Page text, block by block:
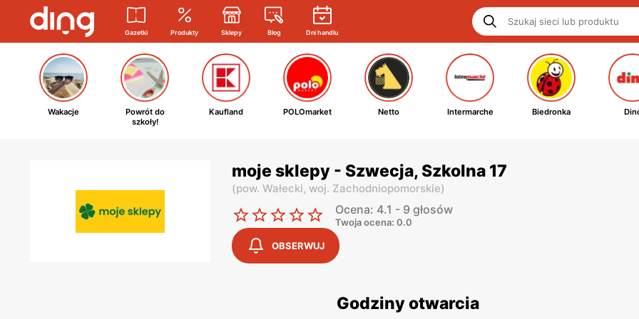
Gazetki Produkty Sklepy Blog Dni handlu
Wakacje
Powrót do
szkoły!
Kaufland POLOmarket Netto Intermarche Biedronka
moje sklepy - Szwecja, Szkolna 17
(pow. Wałecki, woj. Zachodniopomorskie)
Ocena: 4.1 - 9 głosów
Twoja ocena: 0.0
OBSERWUJ
Godziny otwarcia